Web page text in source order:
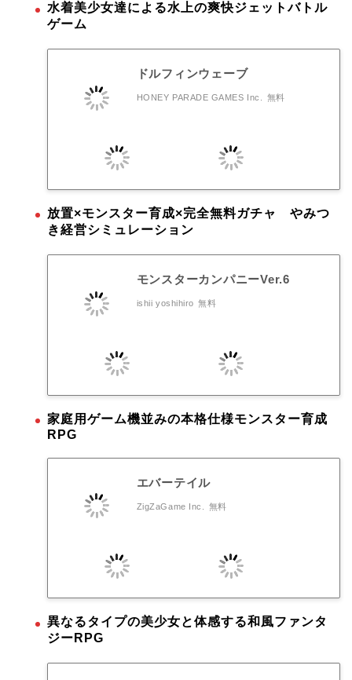
水着美少女達による水上の爽快ジェットバトル
ゲーム
ドルフィンウェーブ
HONEY PARADE GAMES Inc. 無料
放置×モンスター育成×完全無料ガチャ やみつ
き経営シミュレーション
モンスターカンパニーVer.6
ishii yoshihiro 無料
家庭用ゲーム機並みの本格仕様モンスター育成
RPG
エバーテイル
ZigZaGame Inc. 無料
異なるタイプの美少女と体感する和風ファンタ
ジーRPG